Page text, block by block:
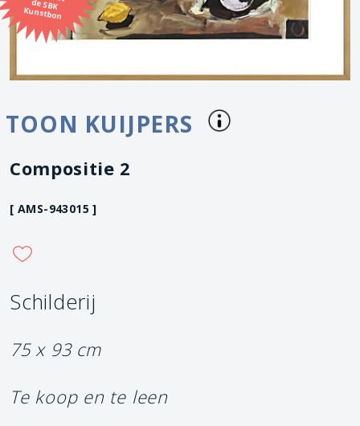
Kunstbon
TOON KUIJPERS
Compositie 2
[ AMS-943015 ]
Schilderij
75 x 93 cm
Te koop en te leen